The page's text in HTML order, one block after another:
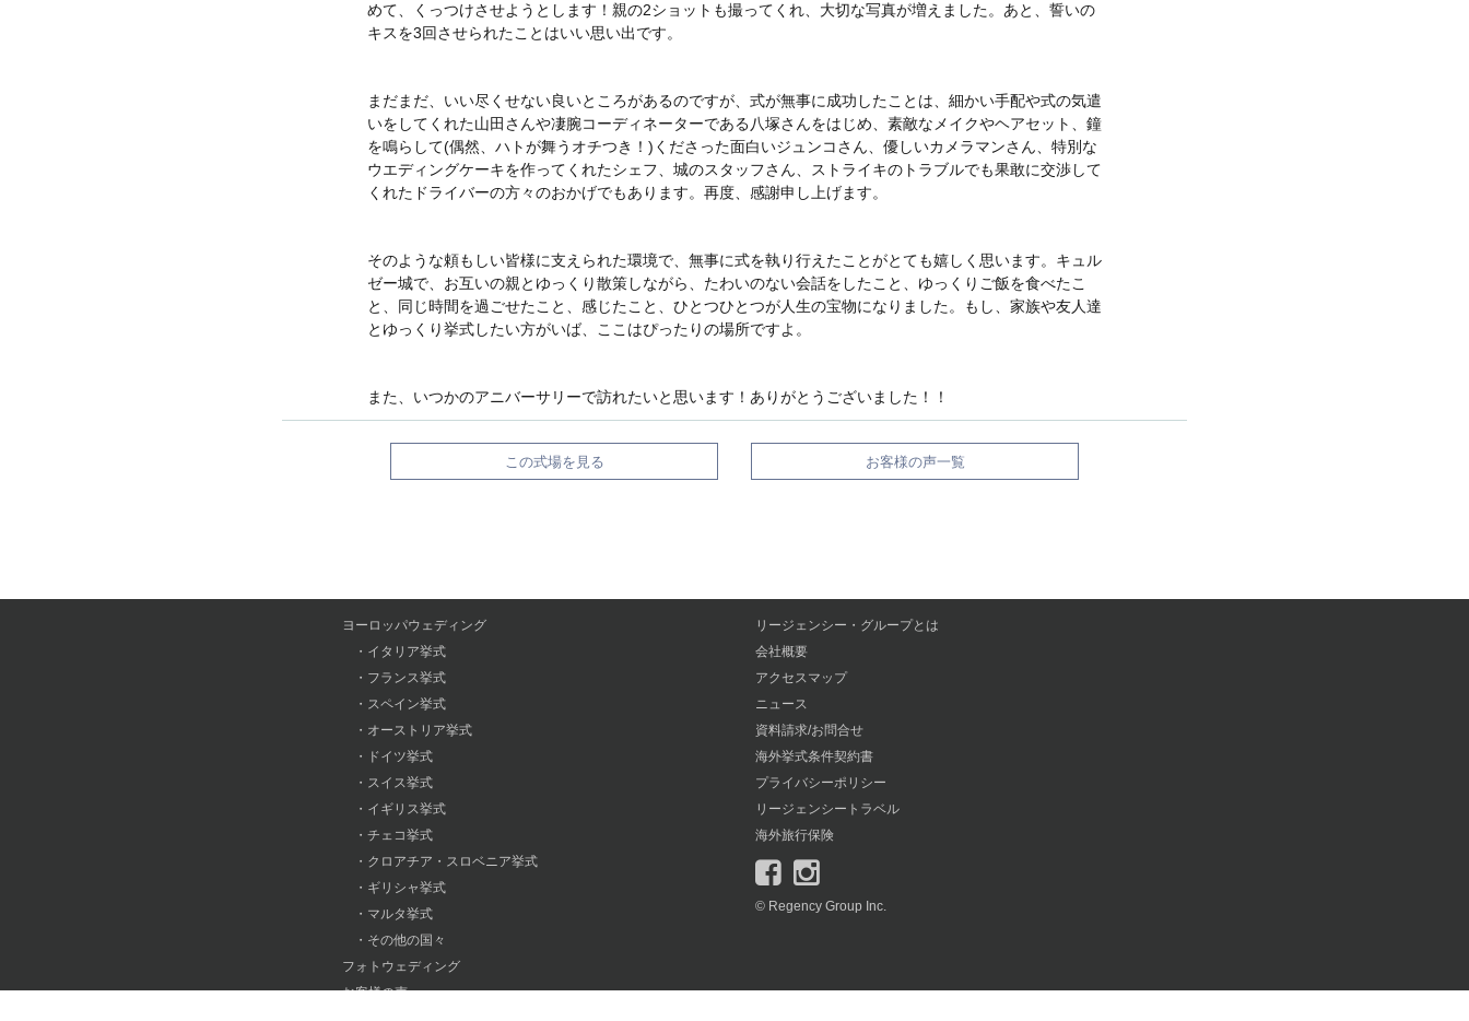
めて、くっつけさせようとします！親の2ショットも撮ってくれ、大切な写真が増えました。あと、誓いの
キスを3回させられたことはいい思い出です。
まだまだ、いい尽くせない良いところがあるのですが、式が無事に成功したことは、細かい手配や式の気遣
いをしてくれた山田さんや凄腕コーディネーターである八塚さんをはじめ、素敵なメイクやヘアセット、鐘
を鳴らして(偶然、ハトが舞うオチつき！)くださった面白いジュンコさん、優しいカメラマンさん、特別な
ウエディングケーキを作ってくれたシェフ、城のスタッフさん、ストライキのトラブルでも果敢に交渉して
くれたドライバーの方々のおかげでもあります。再度、感謝申し上げます。
そのような頼もしい皆様に支えられた環境で、無事に式を執り行えたことがとても嬉しく思います。キュル
ゼー城で、お互いの親とゆっくり散策しながら、たわいのない会話をしたこと、ゆっくりご飯を食べたこ
と、同じ時間を過ごせたこと、感じたこと、ひとつひとつが人生の宝物になりました。もし、家族や友人達
とゆっくり挙式したい方がいば、ここはぴったりの場所ですよ。
また、いつかのアニバーサリーで訪れたいと思います！ありがとうございました！！
この式場を見る お客様の声一覧
ヨーロッパウェディング
・ イタリア挙式
・ フランス挙式
・ スペイン挙式
・ オーストリア挙式
・
ドイツ挙式
・ スイス挙式
・ イギリス挙式
・ チェコ挙式
・ クロアチア・スロベニア挙式
・ ギリシャ挙式
・ マルタ挙式
・ その他の国々
フォトウェディング
お客様の声
リージェンシー・グループとは
会社概要
アクセスマップ
ニュース
資料請求/お問合せ
海外挙式条件契約書
プライバシーポリシー
リージェンシートラベル
海外旅行保険
© Regency Group Inc.